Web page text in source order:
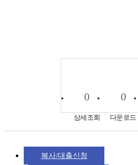
0
상세조회
0
다운로드
복사/대출신청